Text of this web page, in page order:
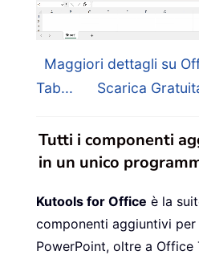
Maggiori dettagli su
Tab...
Scarica
Tutti i componenti
in un unico
Kutools for Office è la
componenti aggiuntivi
PowerPoint, oltre a Office